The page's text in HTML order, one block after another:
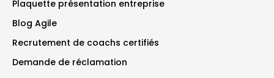
Plaquette présentation entreprise
Blog Agile
Recrutement de coachs certifiés
Demande de réclamation